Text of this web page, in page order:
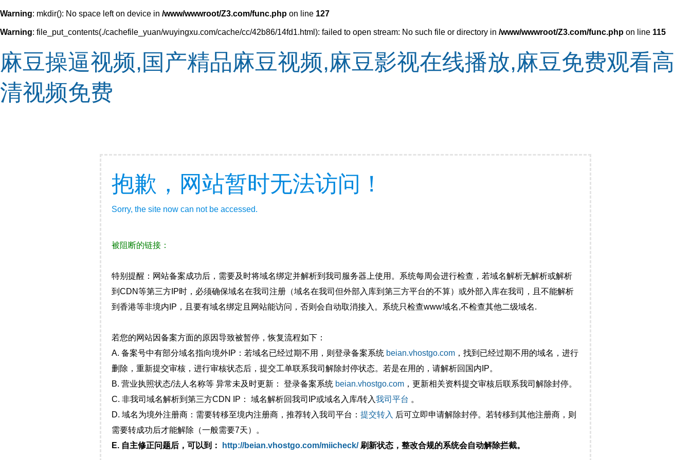
Warning: mkdir(): No space left on device in /www/wwwroot/Z3.com/func.php on line 127
Warning: file_put_contents(./cachefile_yuan/wuyingxu.com/cache/cc/42b86/14fd1.html): failed to open stream: No such file or directory in /www/wwwroot/Z3.com/func.php on line 115
麻豆操逼视频,国产精品麻豆视频,麻豆影视在线播放,麻豆免费观看高
清视频免费
抱歉，网站暂时无法访问！
Sorry, the site now can not be accessed.
被阻断的链接：
特别提醒：网站备案成功后，需要及时将域名绑定并解析到我司服务器上使用。系统每周会进行检查，若域名解析无解析或解析
到CDN等第三方IP时，必须确保域名在我司注册（域名在我司但外部入库到第三方平台的不算）或外部入库在我司，且不能解析
到香港等非境内IP，且要有域名绑定且网站能访问，否则会自动取消接入。系统只检查www域名,不检查其他二级域名.
若您的网站因备案方面的原因导致被暂停，恢复流程如下：
A. 备案号中有部分域名指向境外IP：若域名已经过期不用，则登录备案系统 beian.vhostgo.com ，找到已经过期不用的域名，进行
删除，重新提交审核，进行审核状态后，提交工单联系我司解除封停状态。若是在用的，请解析回国内IP。
B. 营业执照状态/法人名称等 异常未及时更新： 登录备案系统 beian.vhostgo.com ，更新相关资料提交审核后联系我司解除封停。
C. 非我司域名解析到第三方CDN IP： 域名解析回我司IP或域名入库/转入我司平台 。
D. 域名为境外注册商：需要转移至境内注册商，推荐转入我司平台： 提交转入 后可立即申请解除封停。若转移到其他注册商，则
需要转成功后才能解除（一般需要7天）。
E. 自主修正问题后，可以到：
http://beian.vhostgo.com/miicheck/刷新状态，整改合规的系统会自动解除拦截。